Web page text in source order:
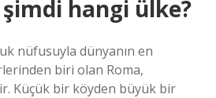
şimdi hangi ülke?
nüfusuyla dünyanın en
biri olan Roma,
Küçük bir köyden büyük bir